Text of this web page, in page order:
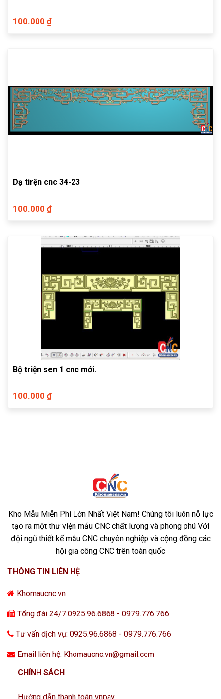
100.000 ₫
Dạ tirện cnc 34-23
100.000 ₫
Bộ triện sen 1 cnc mới.
100.000 ₫
Kho Mẫu Miễn Phí Lớn Nhất Việt Nam! Chúng tôi luôn nỗ lực
tạo ra một thư viện mẫu CNC chất lượng và phong phú Với
đội ngũ thiết kế mẫu CNC chuyên nghiệp và cộng đồng các
hội gia công CNC trên toàn quốc
THÔNG TIN LIÊN HỆ
Khomaucnc.vn
Tổng đài 24/7:0925.96.6868 - 0979.776.766
Tư vấn dịch vụ: 0925.96.6868 - 0979.776.766
Email liên hệ: Khomaucnc.vn@gmail.com
CHÍNH SÁCH
Hướng dẫn thanh toán vnpay